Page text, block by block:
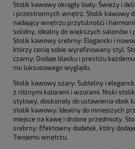
Stolik kawowy okrągły biały: Świeży i
i przestronnych wnętrz. Stolik kawowy
nadający wnętrzu przytulności i
solidny, idealny do większych salonów i
Stolik kawowy srebrny: Elegancki i
którzy cenią sobie wyrafinowany styl.
czarny: Dodaje blasku i prestiżu
mu luksusowego wyglądu.
Stolik kawowy szary: Subtelny i
z różnymi kolorami i wzorami. Niski
stylowy, doskonały do ustawienia obok
stolik kawowy: Idealny do mniejszych
miejsce na kawę i drobne przedmioty.
srebrny: Efektowny dodatek, który
Twojemu wnętrzu.